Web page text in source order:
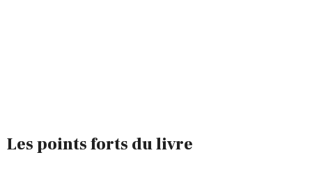
Les points forts du livre